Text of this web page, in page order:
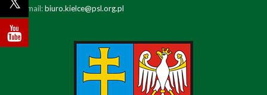
e-mail:biuro.kielce@psl.org.pl